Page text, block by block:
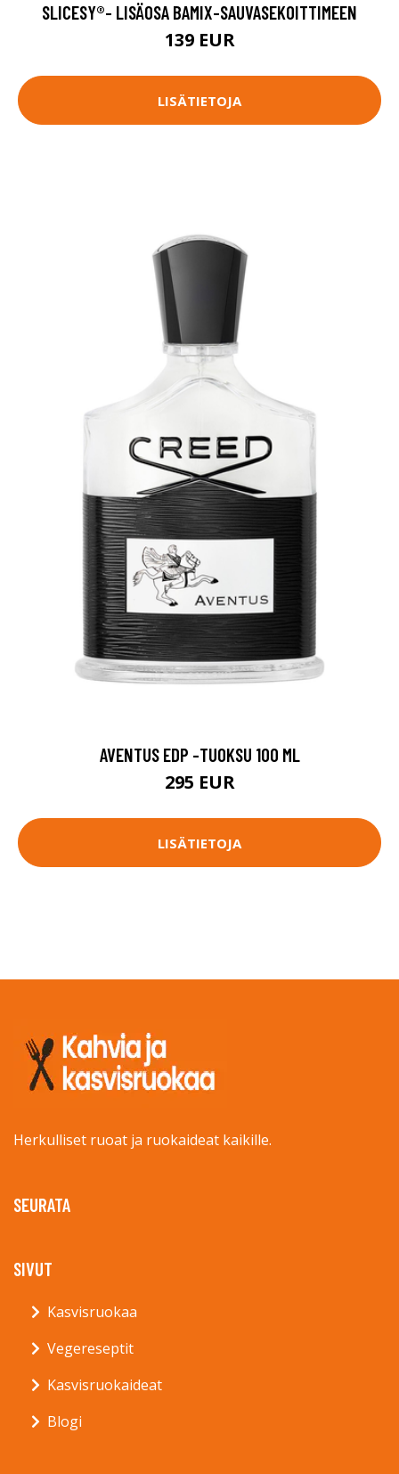
SLICESY®- LISÄOSA BAMIX-SAUVASEKOITTIMEEN
139 EUR
LISÄTIETOJA
AVENTUS EDP -TUOKSU 100 ML
295 EUR
LISÄTIETOJA
Herkulliset ruoat ja ruokaideat kaikille.
SEURATA
SIVUT
Kasvisruokaa
Vegereseptit
Kasvisruokaideat
Blogi